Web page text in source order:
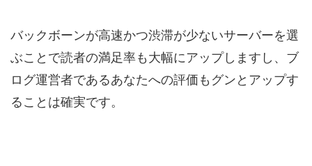
バックボーンが高速かつ渋滞が少ないサーバーを選
ぶことで読者の満足率も大幅にアップしますし、ブ
ログ運営者であるあなたへの評価もグンとアップす
ることは確実です。